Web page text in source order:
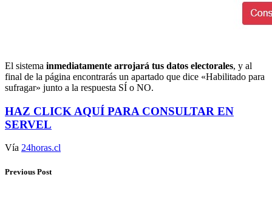
El sistema inmediatamente arrojará tus datos electorales, y al
final de la página encontrarás un apartado que dice «Habilitado para
sufragar» junto a la respuesta SÍ o NO.
HAZ CLICK AQUÍ PARA CONSULTAR EN
SERVEL
Vía 24horas.cl
Previous Post